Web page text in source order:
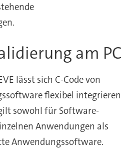
am PC
lässt sich C-Code von
flexibel integrieren
sowohl für Software-
Anwendungen als
Anwendungssoftware.